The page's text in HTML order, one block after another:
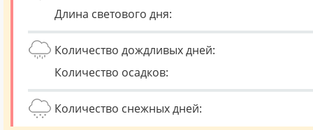
Длина светового дня:
Количество дождливых дней:
Количество осадков:
Количество снежных дней: